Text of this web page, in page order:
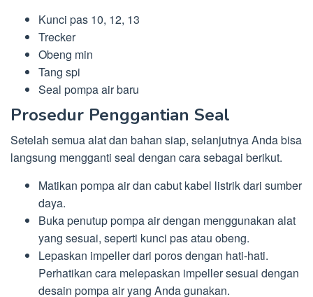
Kunci pas 10, 12, 13
Trecker
Obeng min
Tang spi
Seal pompa air baru
Prosedur Penggantian Seal
Setelah semua alat dan bahan siap, selanjutnya Anda bisa
langsung mengganti seal dengan cara sebagai berikut.
Matikan pompa air dan cabut kabel listrik dari sumber
daya.
Buka penutup pompa air dengan menggunakan alat
yang sesuai, seperti kunci pas atau obeng.
Lepaskan impeller dari poros dengan hati-hati.
Perhatikan cara melepaskan impeller sesuai dengan
desain pompa air yang Anda gunakan.